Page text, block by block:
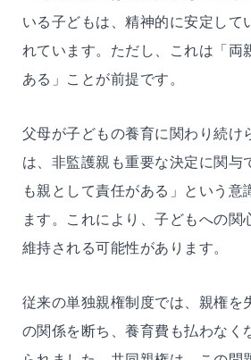
いる子どもは、精神的に安定して
れています。ただし、これは「両
ある」ことが前提です。
父母が子どもの養育に関わり続け
は、非監護親も重要な決定に関与
も親として責任がある」という意
ます。これにより、子どもへの関
維持される可能性があります。
従来の単独親権制度では、親権を
の関係を断ち、養育費も払わなく